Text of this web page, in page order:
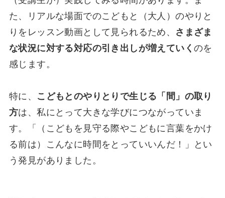
た、リアルな場面でのこどもと（大人）のやりと
りをレッスン動画として見られるため、 さまざま
な状況に対する対応の引き出しが増えていく のを
感じます。
特に、 こどもとのやりとりで生じる「間」の取り
方は、私にとって大きな学びにつながっていま
す。「（こどもを見守る際やこどもに言葉をかけ
る前は）こんなに時間をとっていいんだ！」とい
う発見がありました。